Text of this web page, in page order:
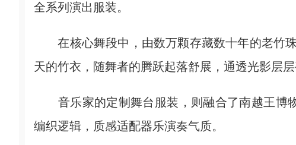
全系列演出服装。
在核心舞段中，由数万颗存藏数十年的老竹
天的竹衣，随舞者的腾跃起落舒展，通透光影层层
音乐家的定制舞台服装，则融合了南越王博
编织逻辑，质感适配器乐演奏气质。